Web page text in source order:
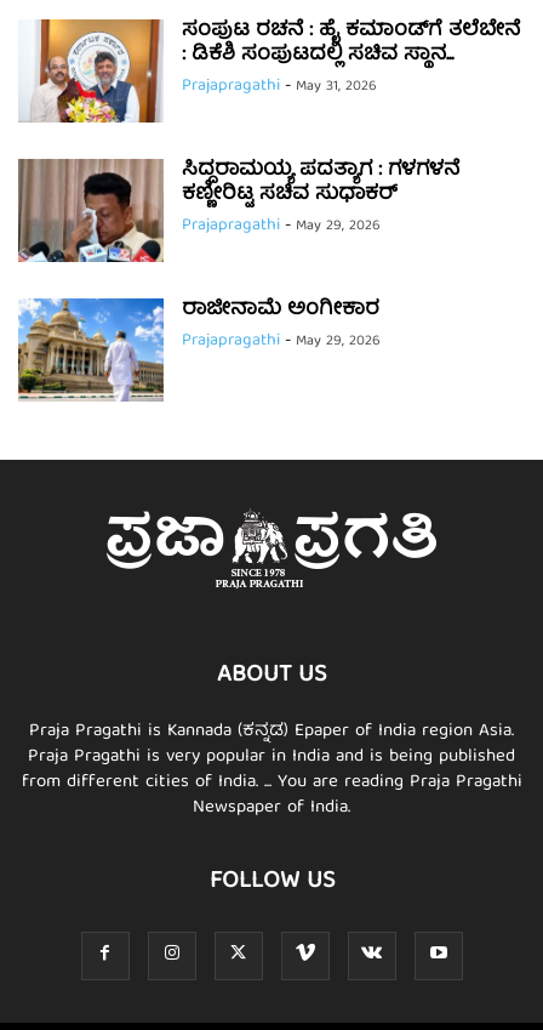
ಸಂಪುಟ ರಚನೆ : ಹೈ ಕಮಾಂಡ್‌ಗೆ ತಲೆಬೇನೆ
: ಡಿಕೆಶಿ ಸಂಪುಟದಲ್ಲಿ ಸಚಿವ ಸ್ಥಾನ...
Prajapragathi- May 31, 2026
ಸಿದ್ದರಾಮಯ್ಯ ಪದತ್ಯಾಗ : ಗಳಗಳನೆ
ಕಣ್ಣೀರಿಟ್ಟ ಸಚಿವ ಸುಧಾಕರ್
Prajapragathi- May 29, 2026
ರಾಜೀನಾಮೆ ಅಂಗೀಕಾರ
Prajapragathi- May 29, 2026
ABOUT US
Praja Pragathi is Kannada (ಕನ್ನಡ) Epaper of India region Asia.
Praja Pragathi is very popular in India and is being published
from different cities of India. ... You are reading Praja Pragathi
Newspaper of India.
FOLLOW US